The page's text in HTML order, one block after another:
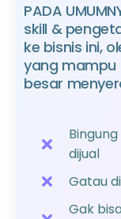
PADA
skill &
ke bisnis ini,
yang mampu
besar
dijual
Gatau
Gak